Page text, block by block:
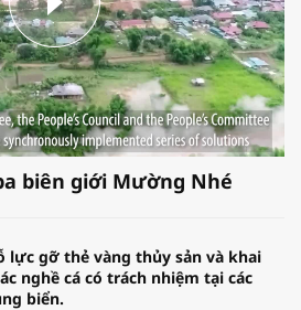
biên giới Mường Nhé
lực gỡ thẻ vàng thủy sản và khai
nghề cá có trách nhiệm tại các
biển.